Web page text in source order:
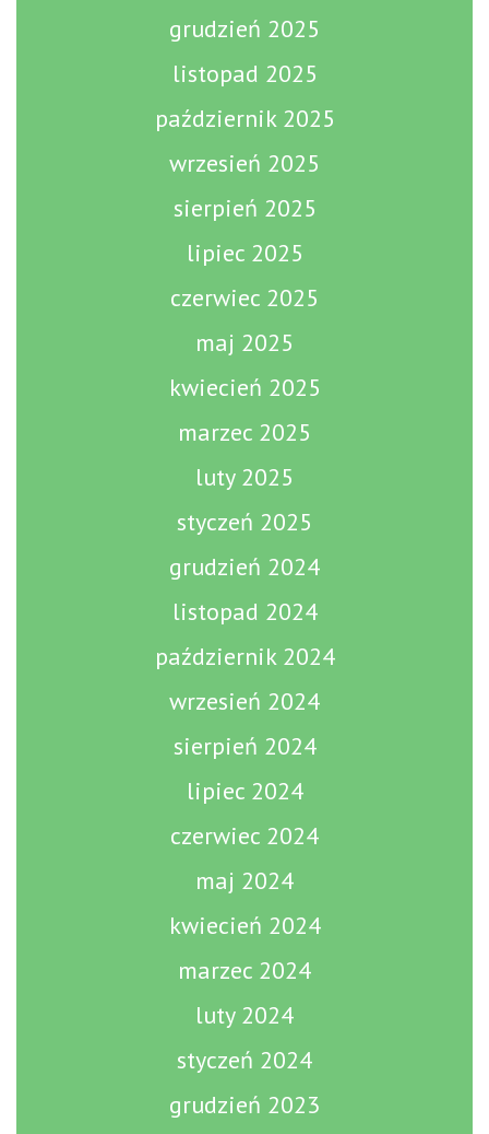
grudzień 2025
listopad 2025
październik 2025
wrzesień 2025
sierpień 2025
lipiec 2025
czerwiec 2025
maj 2025
kwiecień 2025
marzec 2025
luty 2025
styczeń 2025
grudzień 2024
listopad 2024
październik 2024
wrzesień 2024
sierpień 2024
lipiec 2024
czerwiec 2024
maj 2024
kwiecień 2024
marzec 2024
luty 2024
styczeń 2024
grudzień 2023